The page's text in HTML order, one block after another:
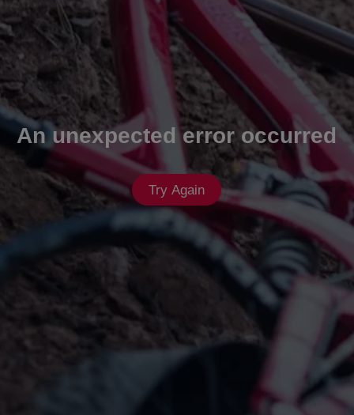
An unexpected error occurred
Try Again